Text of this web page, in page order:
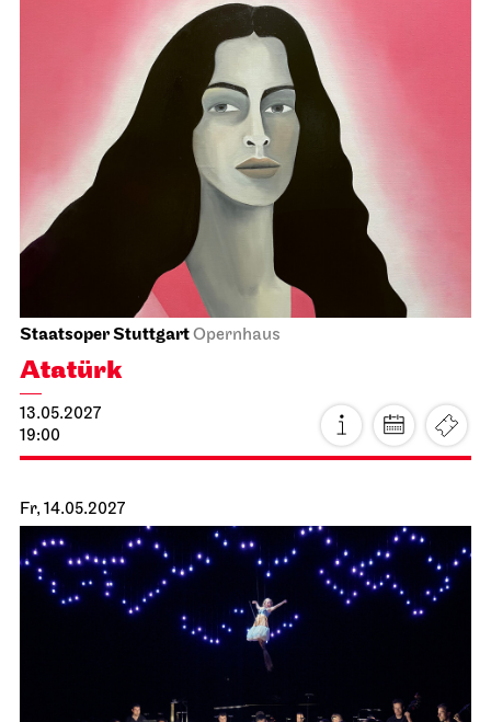
Staatsorchester Stuttgart Opernhaus, Foyer I. Rang
Orchester des Wandels
19.04.2027
Di, 20.04.2027
Stuttgarter Ballett
Schauspielhaus
CREATIONS XVI – XIX